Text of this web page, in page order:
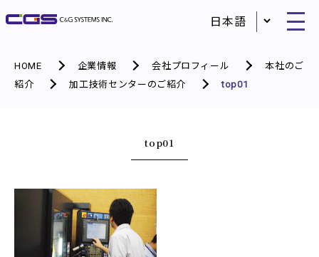
HOME 企業情報 会社プロフィール
本社のご
紹介
加工技術センターのご紹介 top01
top01